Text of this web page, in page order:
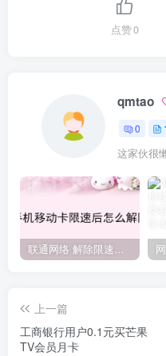
点赞0
qmtao
0
这家伙很
联通网络 解除限速方法参考！畅享、畅玩、老白干等及其它地区自测了
上一篇
工商银行用户0.1元买芒果
TV会员月卡